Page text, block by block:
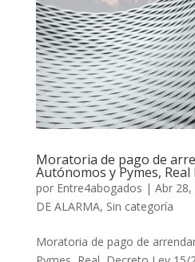
Moratoria de pago de
Autónomos y Pymes,
por Entre4abogados | Abr 28,
DE ALARMA, Sin categoría
Moratoria de pago de